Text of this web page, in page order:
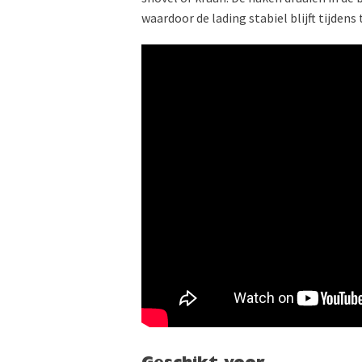
waardoor de lading stabiel blijft